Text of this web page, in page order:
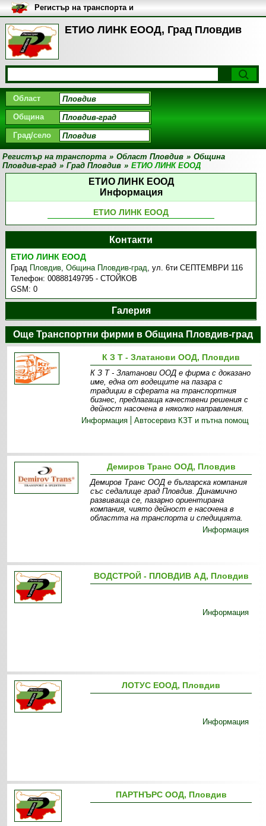
ЕТИО ЛИНК ЕООД, Град Пловдив
Регистър на транспорта и
транспортните фирми в
България
Област
Община
Град/село
Регистър на транспорта » Област Пловдив » Община
Пловдив-град » Град Пловдив » ЕТИО ЛИНК ЕООД
ЕТИО ЛИНК ЕООД
Информация
ЕТИО ЛИНК ЕООД
Контакти
ЕТИО ЛИНК ЕООД
Град Пловдив,Община Пловдив-град,ул. 6ти СЕПТЕМВРИ 116
Телефон:00888149795 - СТОЙКОВ
GSM:0
Галерия
Още Транспортни фирми в Община Пловдив-град
К З Т - Златанови ООД, Пловдив
К З Т - Златанови ООД е фирма с доказано
име, една от водещите на пазара с
традиции в сферата на транспортния
бизнес, предлагаща качествени решения с
дейност насочена в няколко направления.
Информация
Автосервиз КЗТ и пътна помощ
Демиров Транс ООД, Пловдив
Демиров Транс ООД е българска компания
със седалище град Пловдив. Динамично
развиваща се, пазарно ориентирана
компания, чиято дейност е насочена в
областта на транспорта и спедицията.
Информация
ВОДСТРОЙ - ПЛОВДИВ АД, Пловдив
Информация
ЛОТУС ЕООД, Пловдив
Информация
ПАРТНЪРС ООД, Пловдив